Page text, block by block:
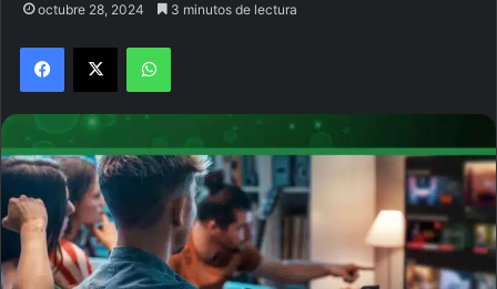
octubre 28, 2024 3 minutos de lectura
Facebook
X WhatsApp